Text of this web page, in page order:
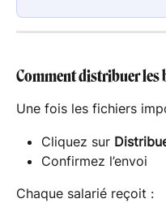
Comment distribuer les
Une fois les fichiers
Cliquez sur
Confirmez l’envoi
Chaque salarié reçoit :